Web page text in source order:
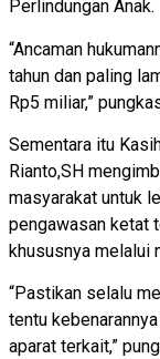
Perlindungan Anak.
“Ancaman
tahun dan paling
Rp5 miliar,”
Sementara itu
Rianto,SH
masyarakat untuk
pengawasan ketat
khususnya melalui
“Pastikan selalu
tentu
aparat terkait,”